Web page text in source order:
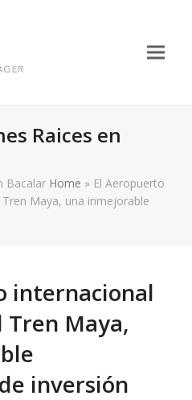
Raices en
Bacalar Home » El Aeropuerto
Maya, una inmejorable
internacional
Tren Maya,
inversión